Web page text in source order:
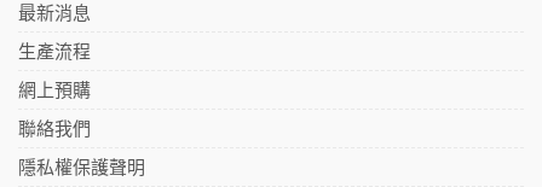
最新消息
生產流程
網上預購
聯絡我們
隱私權保護聲明